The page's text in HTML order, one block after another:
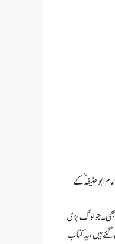
ابوحنیفہؒ کے
بھی۔ جو لوگ بڑی
ہیں، یہ کتاب